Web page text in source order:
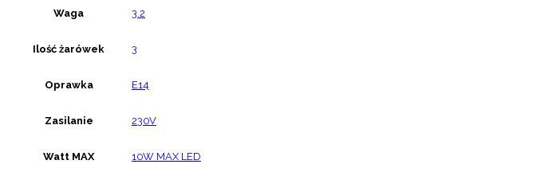
Waga 3.2
Ilość żarówek 3
Oprawka E14
Zasilanie 230V
Watt MAX 10W MAX LED